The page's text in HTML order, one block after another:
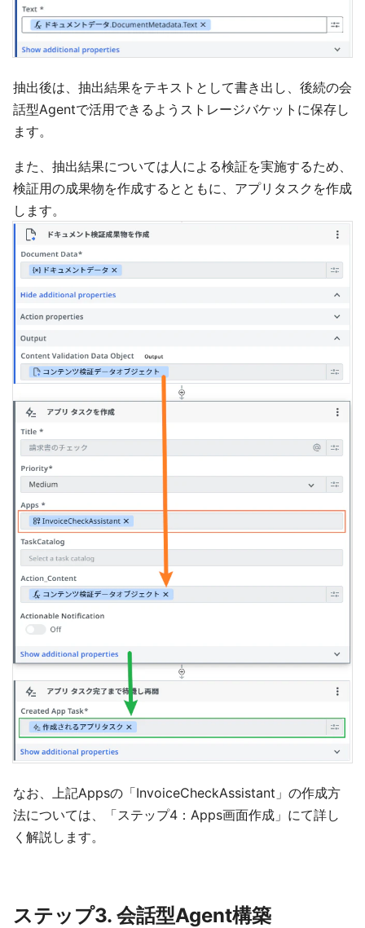
抽出後は、抽出結果をテキストとして書き出し、後続の会
話型Agentで活用できるようストレージバケットに保存し
ます。
また、抽出結果については人による検証を実施するため、
検証用の成果物を作成するとともに、アプリタスクを作成
します。
なお、上記Appsの「InvoiceCheckAssistant」の作成方
法については、「ステップ4：Apps画面作成」にて詳し
く解説します。
ステップ3. 会話型Agent構築